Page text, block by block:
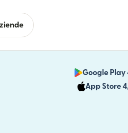
Google Play
App Store